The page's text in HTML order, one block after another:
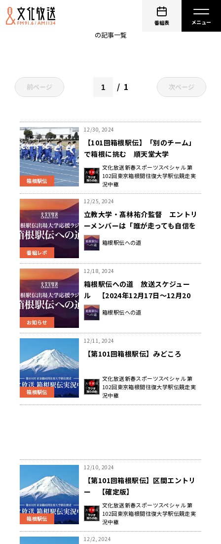
番組表
の記事一覧
前ページ 1 次ページ
箱根駅伝
12/30, 2024
【101回箱根駅伝】「別のチーム」
で箱根に挑む 順天堂大学
文化放送新春スポーツスペシャル 第
102回東京箱根間往復大学駅伝競走実
況中継
番組レポ
12/25, 2024
立教大学・髙林祐介監督 エントリ
ーメンバーは「誰が走っても自信を
もって送り出せる」～箱根駅伝への
道～
箱根駅伝への道
お知らせ
12/18, 2024
箱根駅伝への道 放送スケジュー
ル 【2024年12月17日～12月20
日】
箱根駅伝への道
箱根駅伝
12/11, 2024
【第101回箱根駅伝】みどころ
文化放送新春スポーツスペシャル 第
102回東京箱根間往復大学駅伝競走実
況中継
箱根駅伝
12/10, 2024
【第101回箱根駅伝】区間エントリ
ー 【確定版】
文化放送新春スポーツスペシャル 第
102回東京箱根間往復大学駅伝競走実
況中継
12/2, 2024